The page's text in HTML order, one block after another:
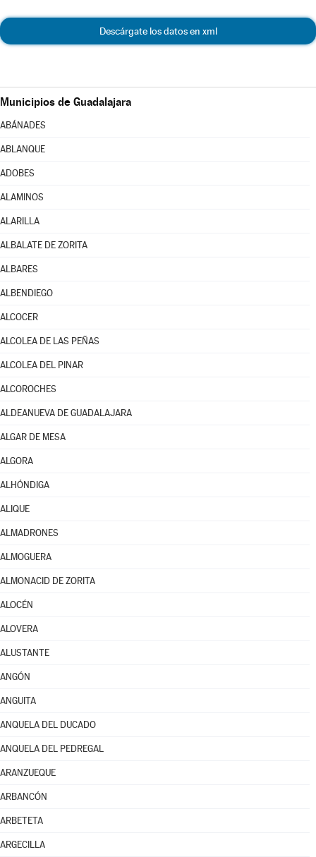
Descárgate los datos en xml
Municipios de Guadalajara
ABÁNADES
ABLANQUE
ADOBES
ALAMINOS
ALARILLA
ALBALATE DE ZORITA
ALBARES
ALBENDIEGO
ALCOCER
ALCOLEA DE LAS PEÑAS
ALCOLEA DEL PINAR
ALCOROCHES
ALDEANUEVA DE GUADALAJARA
ALGAR DE MESA
ALGORA
ALHÓNDIGA
ALIQUE
ALMADRONES
ALMOGUERA
ALMONACID DE ZORITA
ALOCÉN
ALOVERA
ALUSTANTE
ANGÓN
ANGUITA
ANQUELA DEL DUCADO
ANQUELA DEL PEDREGAL
ARANZUEQUE
ARBANCÓN
ARBETETA
ARGECILLA